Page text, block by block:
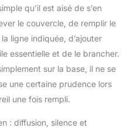
la structure
moléculaire
bénéfiques des
huiles essentielles.
Capacité d’eau
grande 500ml qui
peut continuer à
heures chaque fois.
Lorsque le temps
est écoulé ou il n’y
qu’il est aisé de s’en
le couvercle, de remplir le
la ligne indiquée, d’ajouter
essentielle et de le brancher.
sur la base, il ne se
une certaine prudence lors
une fois rempli.
: diffusion, silence et